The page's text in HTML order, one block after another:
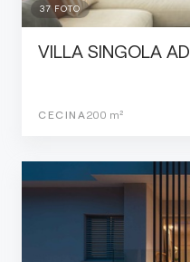
37FOTO
VILLA SINGOLA AD
CECINA 200 m²